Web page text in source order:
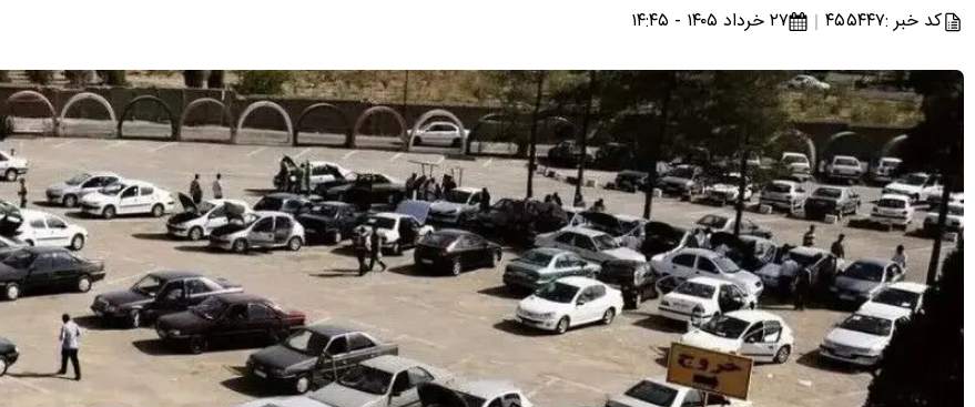
کد خبر :۴۵۵۴۴۷ ۲۷ خرداد ۱۴۰۵ - ۱۴:۴۵